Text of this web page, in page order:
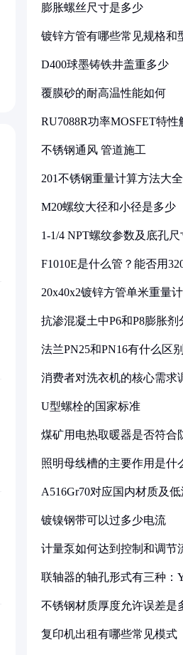
膨胀螺丝尺寸是多少
镀锌方管有哪些常见规格和
D400球墨铸铁井盖重多少
覆膜砂的耐高温性能如何
RU7088R功率MOSFET特性
不锈钢通风 管道施工
201不锈钢重量计算方法大全
M20螺纹大径和小径是多少
1-1/4 NPT螺纹参数及底孔
F1010E是什么管？能否用
20x40x2镀锌方管单米重量
抗渗混凝土中P6和P8膨胀剂
法兰PN25和PN16有什么区别
消费者对洗衣机的核心需求
U型螺栓的国家标准
煤矿用电热取暖器是否符合
照明母线槽的主要作用是什
A516Gr70对应国内材质及
镀镍钢带可以过多少电流
计量泵如何达到控制和调节
联轴器的轴孔形式有三种：
不锈钢材质厚度允许误差是
复印机出租有哪些常见模式